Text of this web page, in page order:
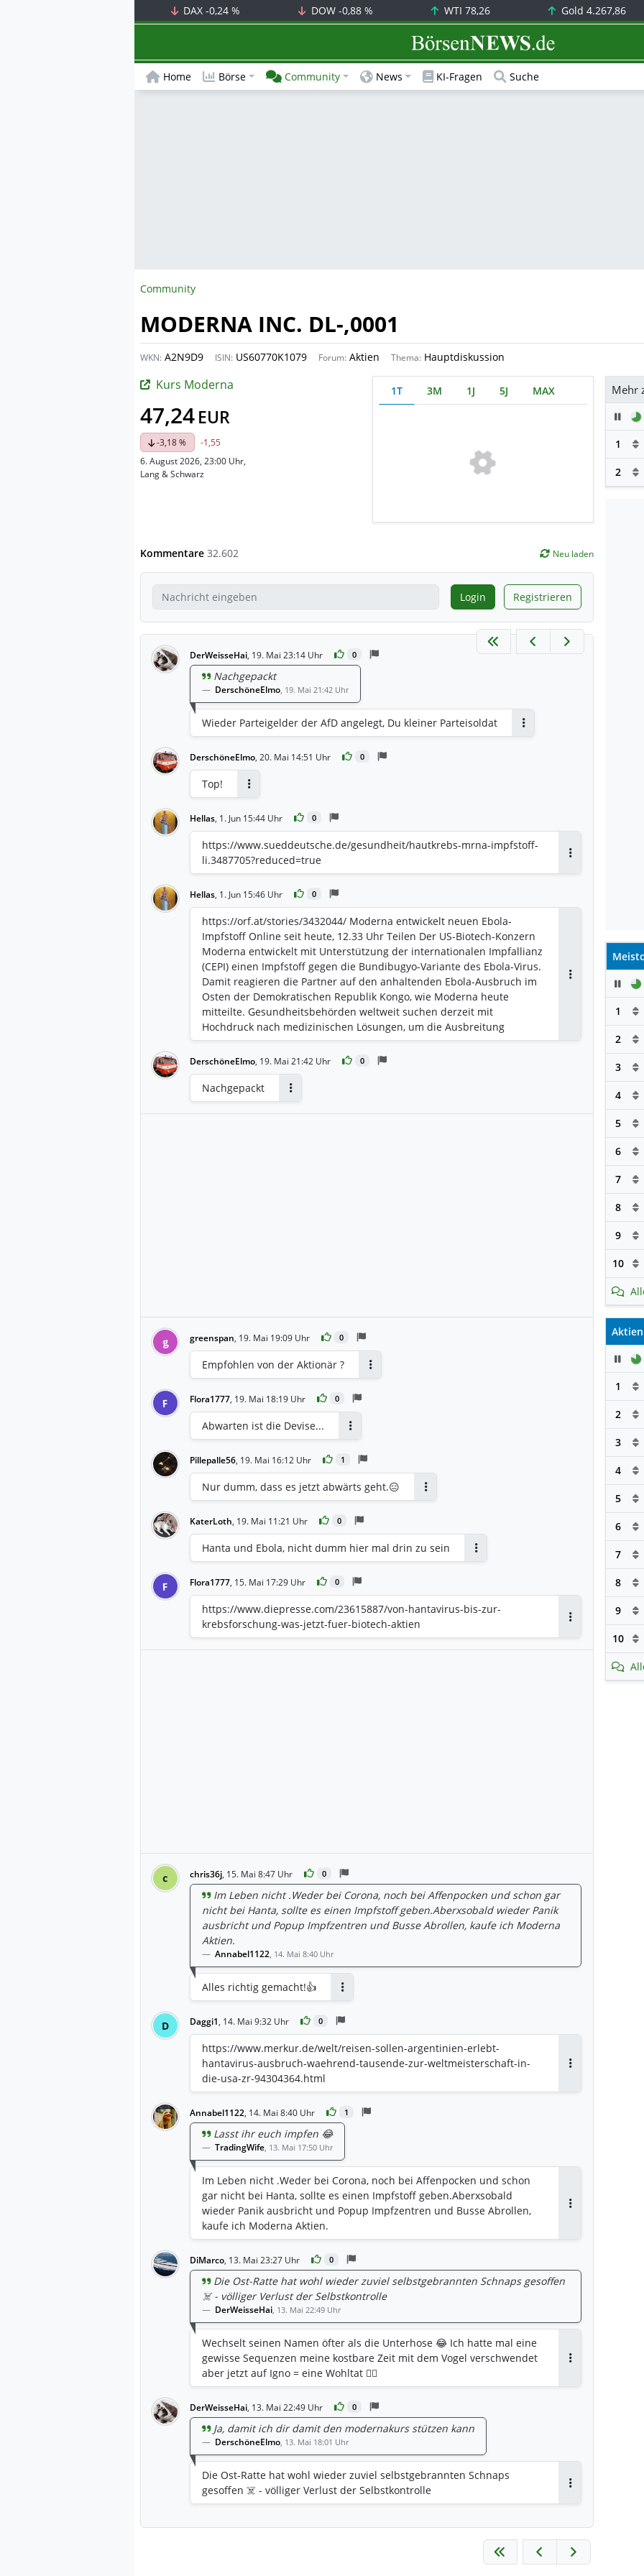
DAX-0,24 % DOW -0,88 % WTI 78,26 Gold 4.267,86
BörsenNEWS.de
Home Börse Community News KI-Fragen Suche
Community
MODERNA INC. DL-,0001
WKN: A2N9D9 ISIN: US60770K1079 Forum: Aktien Thema: Hauptdiskussion
Kurs Moderna
47,24EUR
-3,18 %
-1,55
6. August 2026, 23:00 Uhr,
Lang & Schwarz
1T 3M 1J 5J MAX
Kommentare 32.602 Neu laden
Login Registrieren
DerWeisseHai, 19. Mai 23:14 Uhr 0
Nachgepackt
DerschöneElmo, 19. Mai 21:42 Uhr
Wieder Parteigelder der AfD angelegt, Du kleiner Parteisoldat
DerschöneElmo, 20. Mai 14:51 Uhr 0
Top!
Hellas, 1. Jun 15:44 Uhr 0
https://www.sueddeutsche.de/gesundheit/hautkrebs-mrna-impfstoff-
li.3487705?reduced=true
Hellas, 1. Jun 15:46 Uhr 0
https://orf.at/stories/3432044/ Moderna entwickelt neuen Ebola-
Impfstoff Online seit heute, 12.33 Uhr Teilen Der US-Biotech-Konzern
Moderna entwickelt mit Unterstützung der internationalen Impfallianz
(CEPI) einen Impfstoff gegen die Bundibugyo-Variante des Ebola-Virus.
Damit reagieren die Partner auf den anhaltenden Ebola-Ausbruch im
Osten der Demokratischen Republik Kongo, wie Moderna heute
mitteilte. Gesundheitsbehörden weltweit suchen derzeit mit
Hochdruck nach medizinischen Lösungen, um die Ausbreitung
einzudämmen. Bisher wurden mehr als 900 Verdachtsfälle und über
220 mutmaßliche Todesfälle im Zusammenhang mit der
Krankheitswelle registriert. red, ORF.at/Agenturen
DerschöneElmo, 19. Mai 21:42 Uhr 0
Nachgepackt
g greenspan, 19. Mai 19:09 Uhr 0
Empfohlen von der Aktionär ?
F Flora1777, 19. Mai 18:19 Uhr 0
Abwarten ist die Devise...
Pillepalle56, 19. Mai 16:12 Uhr 1
Nur dumm, dass es jetzt abwärts geht.😑
KaterLoth, 19. Mai 11:21 Uhr 0
Hanta und Ebola, nicht dumm hier mal drin zu sein
F Flora1777, 15. Mai 17:29 Uhr 0
https://www.diepresse.com/23615887/von-hantavirus-bis-zur-
krebsforschung-was-jetzt-fuer-biotech-aktien
Antworten
c chris36j, 15. Mai 8:47 Uhr 0
Im Leben nicht .Weder bei Corona, noch bei Affenpocken und schon gar
nicht bei Hanta, sollte es einen Impfstoff geben.Aberxsobald wieder Panik
ausbricht und Popup Impfzentren und Busse Abrollen, kaufe ich Moderna
Aktien.
Annabel1122, 14. Mai 8:40 Uhr
Alles richtig gemacht!👍
D Daggi1, 14. Mai 9:32 Uhr 0
https://www.merkur.de/welt/reisen-sollen-argentinien-erlebt-
hantavirus-ausbruch-waehrend-tausende-zur-weltmeisterschaft-in-
die-usa-zr-94304364.html
Annabel1122, 14. Mai 8:40 Uhr 1
Lasst ihr euch impfen 😂
TradingWife, 13. Mai 17:50 Uhr
Im Leben nicht .Weder bei Corona, noch bei Affenpocken und schon
gar nicht bei Hanta, sollte es einen Impfstoff geben.Aberxsobald
wieder Panik ausbricht und Popup Impfzentren und Busse Abrollen,
kaufe ich Moderna Aktien.
DiMarco, 13. Mai 23:27 Uhr 0
Die Ost-Ratte hat wohl wieder zuviel selbstgebrannten Schnaps gesoffen
☠️ - völliger Verlust der Selbstkontrolle
DerWeisseHai, 13. Mai 22:49 Uhr
Wechselt seinen Namen öfter als die Unterhose 😂 Ich hatte mal eine
gewisse Sequenzen meine kostbare Zeit mit dem Vogel verschwendet
aber jetzt auf Igno = eine Wohltat 🙋‍♂️
DerWeisseHai, 13. Mai 22:49 Uhr 0
Ja, damit ich dir damit den modernakurs stützen kann
DerschöneElmo, 13. Mai 18:01 Uhr
Die Ost-Ratte hat wohl wieder zuviel selbstgebrannten Schnaps
gesoffen ☠️ - völliger Verlust der Selbstkontrolle
Mehr
1
2
1
2
3
4
5
6
7
8
9
10
Aktien
1
2
3
4
5
6
7
8
9
10